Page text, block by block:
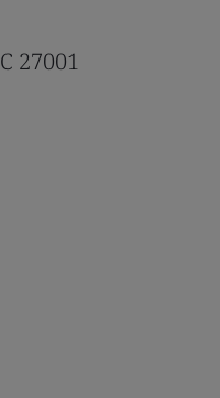
27001